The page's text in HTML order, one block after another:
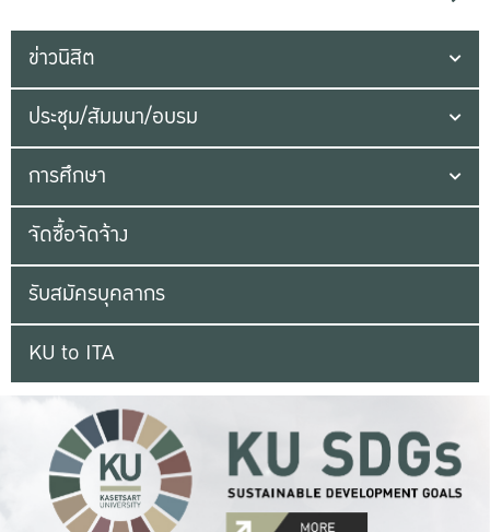
ข่าวนิสิต
ประชุม/สัมมนา/อบรม
การศึกษา
จัดซื้อจัดจ้าง
รับสมัครบุคลากร
KU to ITA